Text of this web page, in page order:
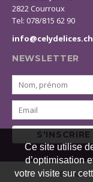
2822 Courroux
Tel: 078/815 62 90
info@celydelices.ch
NEWSLETTER
S'INSCRIRE
© 2026
Ce site utilise
d’optimisation
votre visite sur